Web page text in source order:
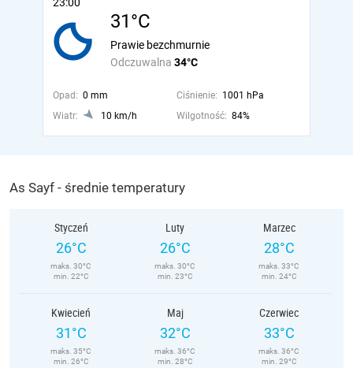
31°C
Odczuwalna 34°C
Prawie bezchmurnie
Opad: 0 mm Ciśnienie: 1001 hPa
Wiatr:
10 km/h Wilgotność: 84%
As Sayf - średnie temperatury
Styczeń
26°C
maks. 30°C
min. 22°C
Luty
26°C
maks. 30°C
min. 23°C
Marzec
28°C
maks. 33°C
min. 24°C
Kwiecień
31°C
maks. 35°C
min. 26°C
Maj
32°C
maks. 36°C
min. 28°C
Czerwiec
33°C
maks. 36°C
min. 29°C